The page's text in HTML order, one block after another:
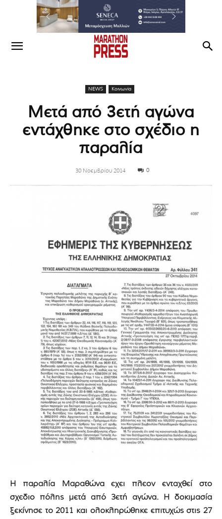
NEWS Κοινωνία
Μετά από 3ετή αγώνα
εντάχθηκε στο σχέδιο η
παραλία
30 Νοεμβρίου 2014 0
Η παραλία Μαραθώνα έχει πλέον ενταχθεί στο
σχέδιο πόλης μετά από 3ετή αγώνα. Η δοκιμασία
ξεκίνησε το 2011 και ολοκληρώθηκε επιτυχώς στις 27